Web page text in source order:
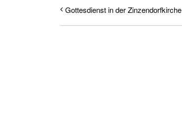
Gottesdienst in der Zinzendorfkirche